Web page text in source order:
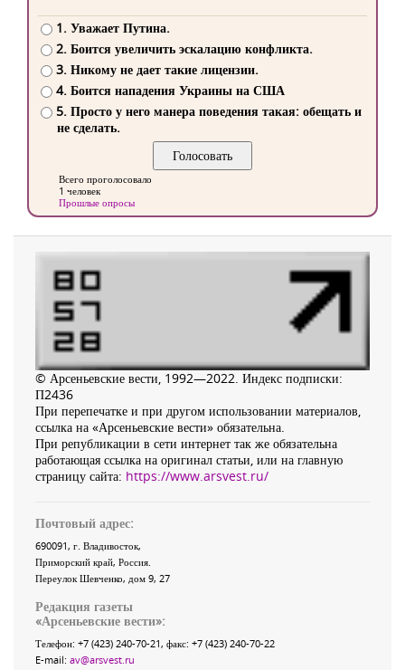
1. Уважает Путина.
2. Боится увеличить эскалацию конфликта.
3. Никому не дает такие лицензии.
4. Боится нападения Украины на США
5. Просто у него манера поведения такая: обещать и
не сделать.
Всего проголосовало
1 человек
Прошлые опросы
© Арсеньевские вести, 1992—2022. Индекс подписки:
П2436
При перепечатке и при другом использовании материалов,
ссылка на «Арсеньевские вести» обязательна.
При републикации в сети интернет так же обязательна
работающая ссылка на оригинал статьи, или на главную
страницу сайта: https://www.arsvest.ru/
Почтовый адрес:
690091, г. Владивосток,
Приморский край, Россия
Переулок Шевченко, дом 9, 27
Редакция газеты
«Арсеньевские вести»:
Телефон: +7 (423) 240-70-21, факс: +7 (423) 240-70-22
E-mail: av@arsvest.ru